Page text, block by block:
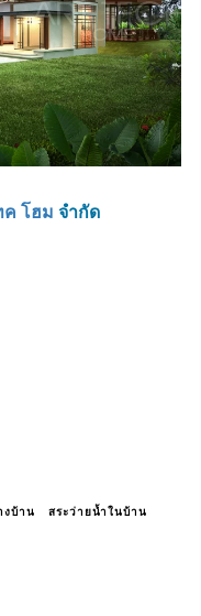
ค โฮม จำกัด
งบ้าน สระว่ายน้ำในบ้าน